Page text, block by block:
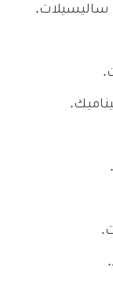
ساليسيلات.